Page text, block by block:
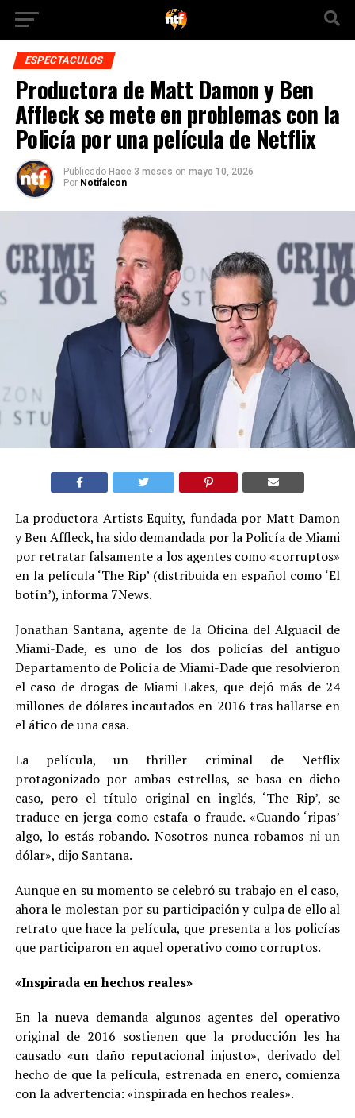
ESPECTACULOS
Productora de Matt Damon y Ben
Affleck se mete en problemas con la
Policía por una película de Netflix
Publicado Hace 3 meses on mayo 10, 2026
Por Notifalcon
La productora Artists Equity, fundada por Matt Damon
y Ben Affleck, ha sido demandada por la Policía de Miami
por retratar falsamente a los agentes como «corruptos»
en la película ‘The Rip’ (distribuida en español como ‘El
botín’), informa 7News.
Jonathan Santana, agente de la Oficina del Alguacil de
Miami-Dade, es uno de los dos policías del antiguo
Departamento de Policía de Miami-Dade que resolvieron
el caso de drogas de Miami Lakes, que dejó más de 24
millones de dólares incautados en 2016 tras hallarse en
el ático de una casa.
La película, un thriller criminal de Netflix
protagonizado por ambas estrellas, se basa en dicho
caso, pero el título original en inglés, ‘The Rip’, se
traduce en jerga como estafa o fraude. «Cuando ‘ripas’
algo, lo estás robando. Nosotros nunca robamos ni un
dólar», dijo Santana.
Aunque en su momento se celebró su trabajo en el caso,
ahora le molestan por su participación y culpa de ello al
retrato que hace la película, que presenta a los policías
que participaron en aquel operativo como corruptos.
«Inspirada en hechos reales»
En la nueva demanda algunos agentes del operativo
original de 2016 sostienen que la producción les ha
causado «un daño reputacional injusto», derivado del
hecho de que la película, estrenada en enero, comienza
con la advertencia: «inspirada en hechos reales».